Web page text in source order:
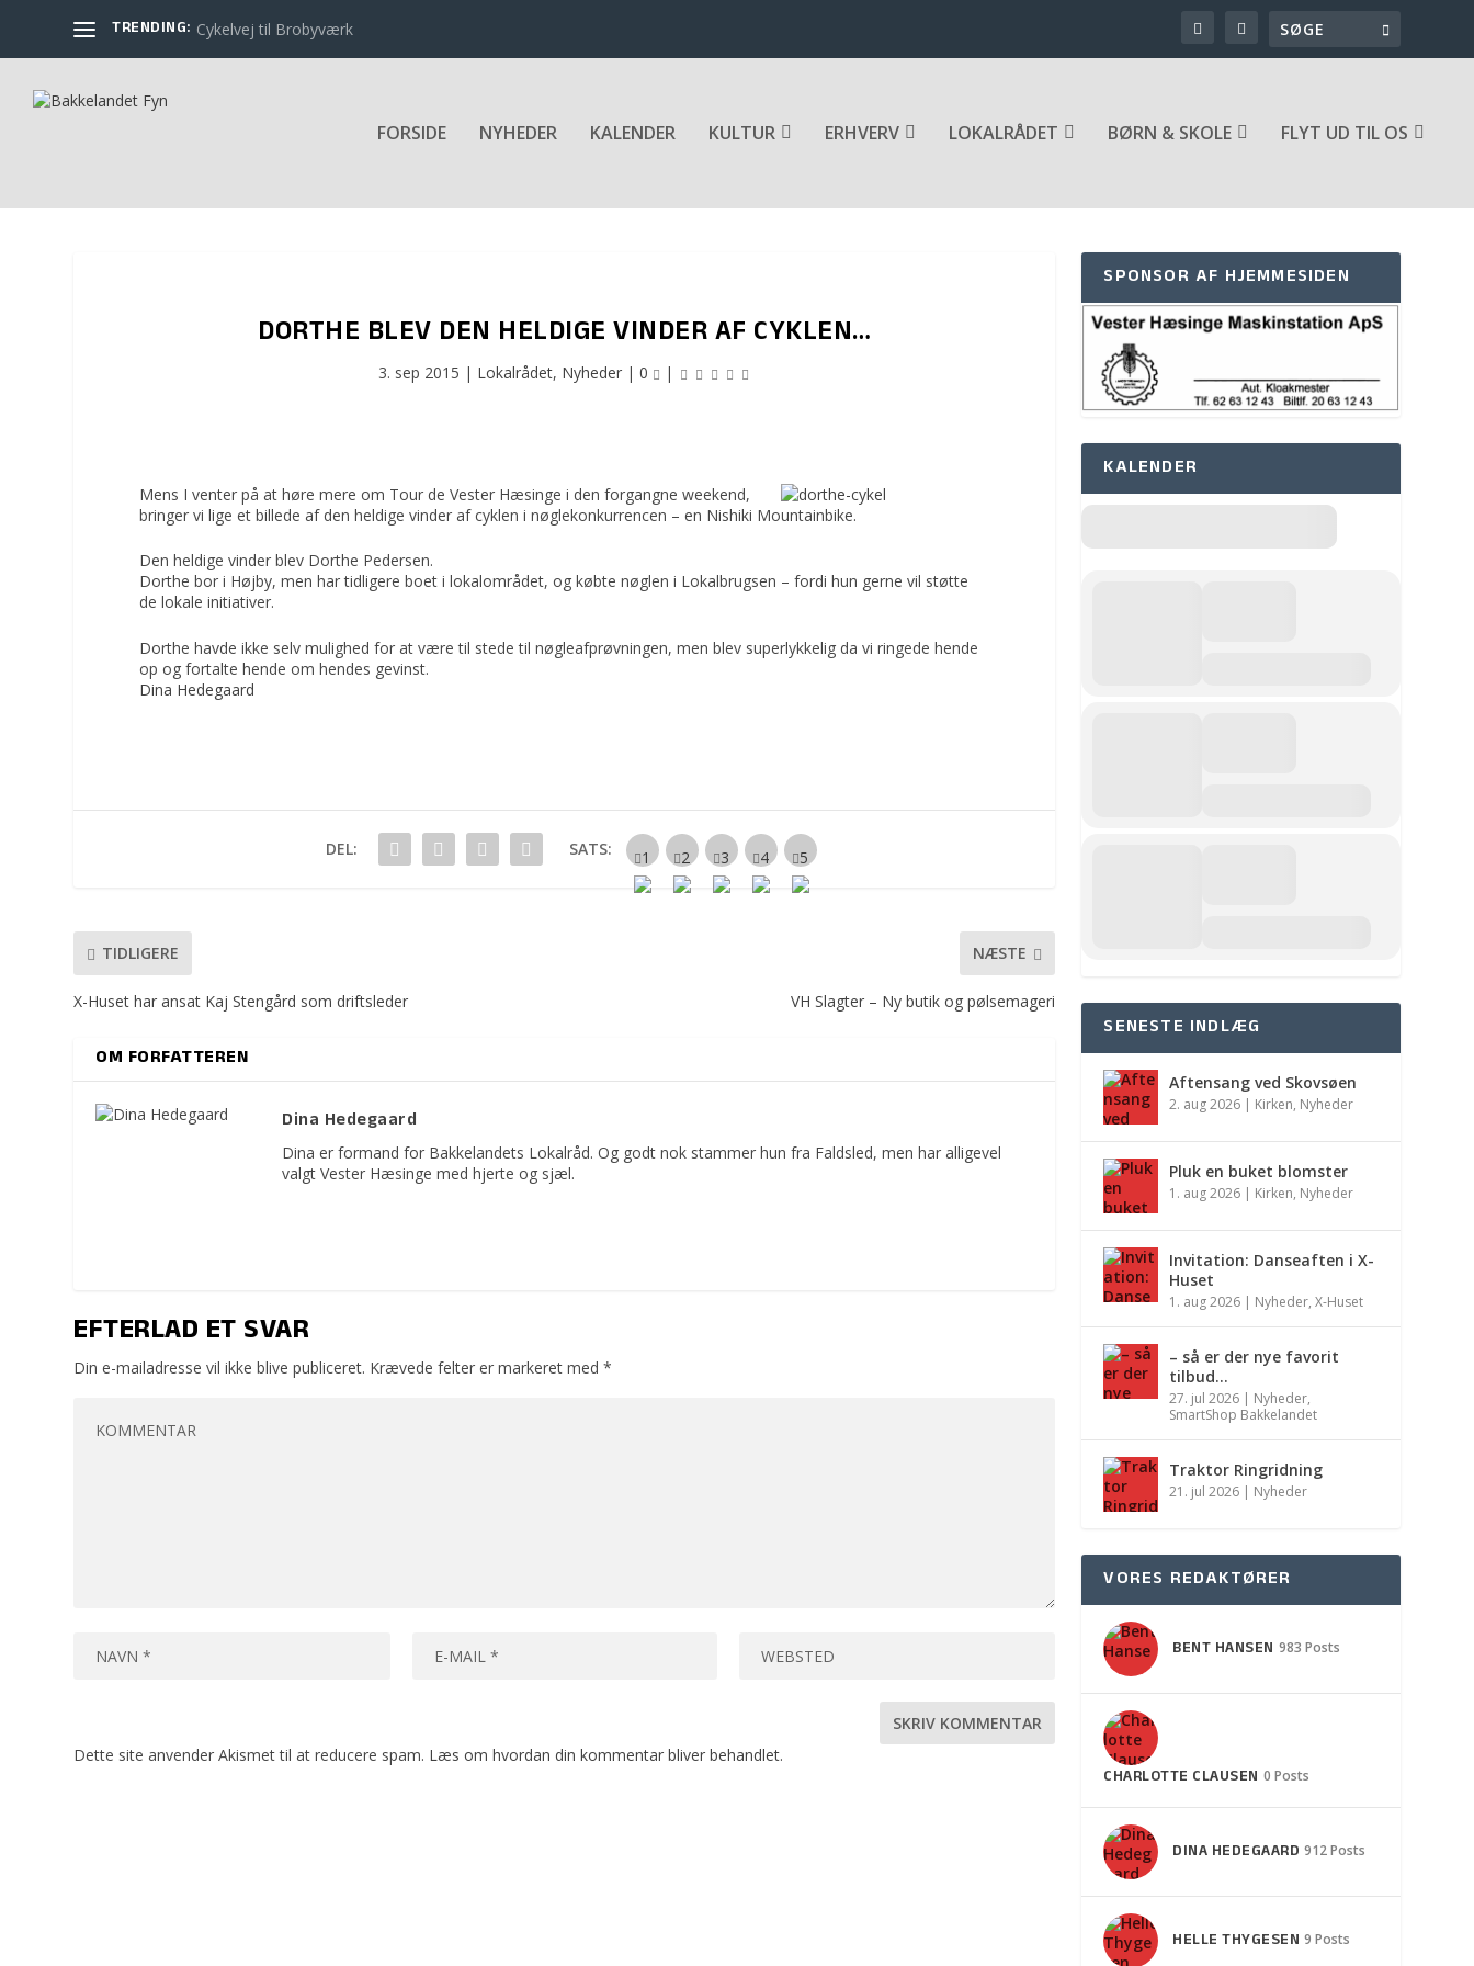
TRENDING: Cykelvej til Brobyværk
FORSIDE NYHEDER KALENDER KULTUR ERHVERV LOKALRÅDET BØRN & SKOLE FLYT UD TIL OS
DORTHE BLEV DEN HELDIGE VINDER AF CYKLEN…
3. sep 2015 | Lokalrådet, Nyheder |0 |
Mens I venter på at høre mere om Tour de Vester Hæsinge i den forgangne weekend,
bringer vi lige et billede af den heldige vinder af cyklen i nøglekonkurrencen – en Nishiki Mountainbike.
Den heldige vinder blev Dorthe Pedersen.
Dorthe bor i Højby, men har tidligere boet i lokalområdet, og købte nøglen i Lokalbrugsen – fordi hun gerne vil støtte
de lokale initiativer.
Dorthe havde ikke selv mulighed for at være til stede til nøgleafprøvningen, men blev superlykkelig da vi ringede hende
op og fortalte hende om hendes gevinst.
Dina Hedegaard
DEL: SATS:
TIDLIGERE
X-Huset har ansat Kaj Stengård som driftsleder
NÆSTE
VH Slagter – Ny butik og pølsemageri
OM FORFATTEREN
Dina Hedegaard
Dina er formand for Bakkelandets Lokalråd. Og godt nok stammer hun fra Faldsled, men har alligevel
valgt Vester Hæsinge med hjerte og sjæl.
EFTERLAD ET SVAR
Din e-mailadresse vil ikke blive publiceret. Krævede felter er markeret med*
Dette site anvender Akismet til at reducere spam. Læs om hvordan din kommentar bliver behandlet.
SPONSOR AF HJEMMESIDEN
KALENDER
SENESTE INDLÆG
Aftensang ved Skovsøen
2. aug 2026 | Kirken, Nyheder
Pluk en buket blomster
1. aug 2026 | Kirken, Nyheder
Invitation: Danseaften i X-
Huset
1. aug 2026 | Nyheder,X-Huset
– så er der nye favorit
tilbud…
27. jul 2026 | Nyheder,
SmartShop Bakkelandet
Traktor Ringridning
21. jul 2026 | Nyheder
VORES REDAKTØRER
BENT HANSEN 983 Posts
CHARLOTTE CLAUSEN 0 Posts
DINA HEDEGAARD 912 Posts
HELLE THYGESEN 9 Posts